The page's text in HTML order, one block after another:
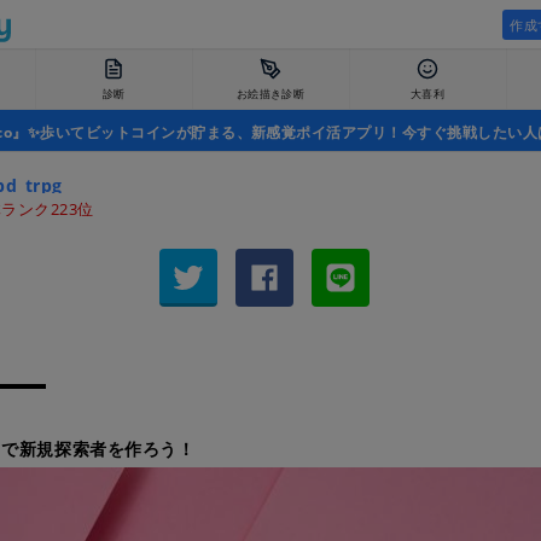
作成
診断 お絵描き診断 大喜利
』✨歩いてビットコインが貯まる、新感覚ポイ活アプリ！今すぐ挑戦したい人
ンク223位
新規探索者を作ろう！